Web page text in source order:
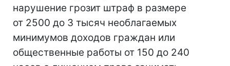
нарушение грозит штраф в размере
от 2500 до 3 тысяч необлагаемых
минимумов доходов граждан или
общественные работы от 150 до 240